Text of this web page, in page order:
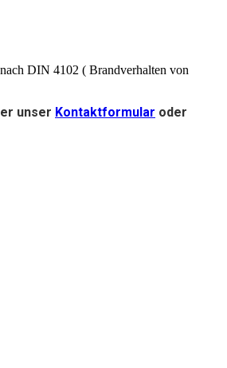
DIN 4102 ( Brandverhalten von
unser Kontaktformular oder